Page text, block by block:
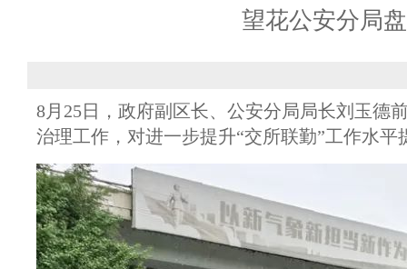
望花公安分局
8月25日，政府副区长、公安分局局长刘玉德
治理工作，对进一步提升“交所联勤”工作水